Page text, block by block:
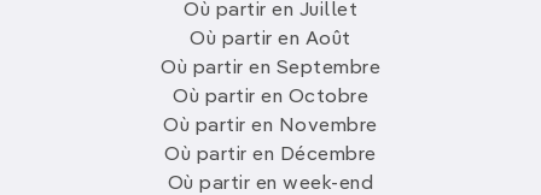
Où partir en Juillet
Où partir en Août
Où partir en Septembre
Où partir en Octobre
Où partir en Novembre
Où partir en Décembre
Où partir en week-end